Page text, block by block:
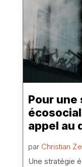
Pour
appel au
par Christian
Une stratégie